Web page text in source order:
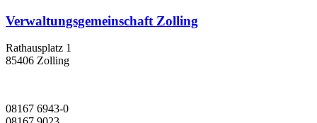
Verwaltungsgemeinschaft Zolling
Rathausplatz 1
85406 Zolling
08167 6943-0